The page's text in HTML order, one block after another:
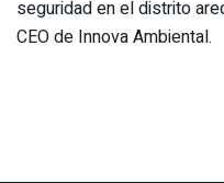
seguridad en el distrito
CEO de Innova Ambiental.